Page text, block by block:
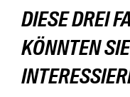
DIESE DREI
KÖNNTEN